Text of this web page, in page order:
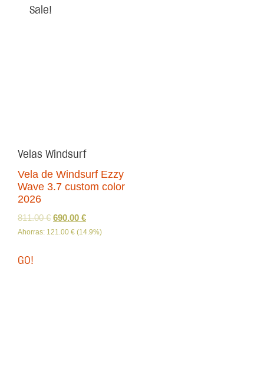
Sale!
Velas Windsurf
Vela de Windsurf Ezzy
Wave 3.7 custom color
2026
811.00€ 690.00 €
Ahorras: 121.00 € (14.9%)
GO!